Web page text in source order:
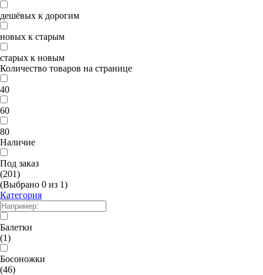
дешёвых к дорогим
новых к старым
старых к новым
Количество товаров на странице
40
60
80
Наличие
Под заказ
(201)
(Выбрано 0 из 1)
Категория
Балетки
(1)
Босоножки
(46)